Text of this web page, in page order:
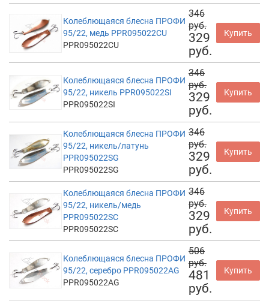
Колеблющаяся блесна ПРОФИ
95/22, медь PPR095022CU
PPR095022CU
346
руб.
329
руб.
Купить
Колеблющаяся блесна ПРОФИ
95/22, никель PPR095022SI
PPR095022SI
346
руб.
329
руб.
Купить
Колеблющаяся блесна ПРОФИ
95/22, никель/латунь
PPR095022SG
PPR095022SG
346
руб.
329
руб.
Купить
Колеблющаяся блесна ПРОФИ
95/22, никель/медь
PPR095022SC
PPR095022SC
346
руб.
329
руб.
Купить
Колеблющаяся блесна ПРОФИ
95/22, серебро PPR095022AG
PPR095022AG
506
руб.
481
руб.
Купить